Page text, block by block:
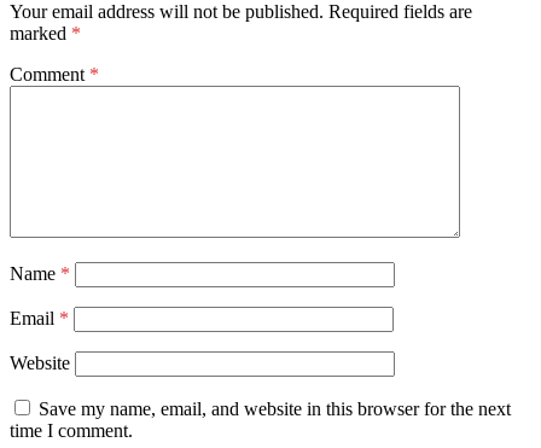
Your email address will not be published. Required fields are
marked *
Comment *
Name *
Email *
Website
Save my name, email, and website in this browser for the next
time I comment.